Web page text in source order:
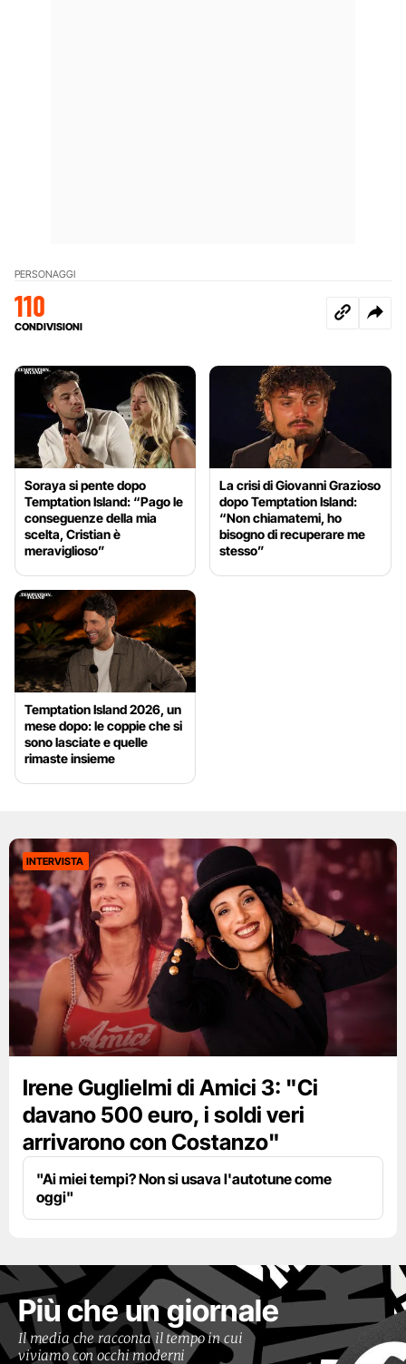
PERSONAGGI
110
CONDIVISIONI
Soraya si pente dopo
Temptation Island: “Pago le
conseguenze della mia
scelta, Cristian è
meraviglioso”
La crisi di Giovanni Grazioso
dopo Temptation Island:
“Non chiamatemi, ho
bisogno di recuperare me
stesso”
Temptation Island 2026, un
mese dopo: le coppie che si
sono lasciate e quelle
rimaste insieme
INTERVISTA
Irene Guglielmi di Amici 3: "Ci
davano 500 euro, i soldi veri
arrivarono con Costanzo"
"Ai miei tempi? Non si usava l'autotune come
oggi"
Più che un giornale
Il media che racconta il tempo in cui
viviamo con occhi moderni